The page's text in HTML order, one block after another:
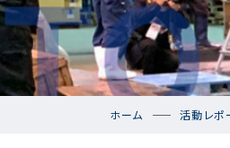
ホーム 活動レポ